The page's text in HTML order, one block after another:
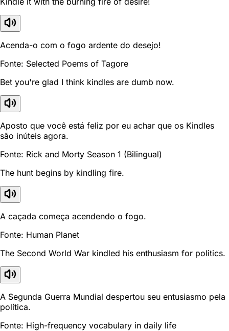
Acenda-o com o fogo ardente do desejo!
Fonte: Selected Poems of Tagore
Bet you're glad I think kindles are dumb now.
Aposto que você está feliz por eu achar que os Kindles
são inúteis agora.
Fonte: Rick and Morty Season 1 (Bilingual)
The hunt begins by kindling fire.
A caçada começa acendendo o fogo.
Fonte: Human Planet
The Second World War kindled his enthusiasm for politics.
A Segunda Guerra Mundial despertou seu entusiasmo pela
política.
Fonte: High-frequency vocabulary in daily life